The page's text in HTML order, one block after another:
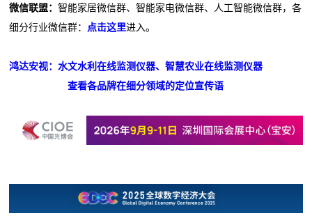
微信联盟：智能家居微信群、智能家电微信群、人工智能微信群，各
细分行业微信群：
点击这里进入。
鸿达安视：水文水利在线监测仪器、智慧农业在线监测仪器
查看各品牌在细分领域的定位宣传语